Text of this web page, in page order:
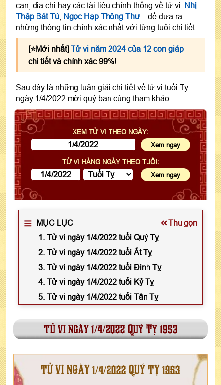
can, địa chi hay các tài liệu chính thống về tử vi: Nhị
Thập Bát Tú Ngọc Hạp Thông Thư ... để đưa ra
những thông tin chính xác nhất với từng tuổi chi tiết.
[⭐️Mới nhất] Tử vi năm 2024 của 12 con giáp
chi tiết và chính xác 99%!
Sau đây là những luận giải chi tiết về tử vi tuổi Tỵ
ngày 1/4/2022 mời quý bạn cùng tham khảo:
XEM TỬ VI THEO NGÀY:
TỬ VI HÀNG NGÀY THEO TUỔI:
MỤC LỤC
Thu gọn
1. Tử vi ngày 1/4/2022 tuổi Quý Tỵ
2. Tử vi ngày 1/4/2022 tuổi Ất Tỵ
3. Tử vi ngày 1/4/2022 tuổi Đinh Tỵ
4. Tử vi ngày 1/4/2022 tuổi Kỷ Tỵ
5. Tử vi ngày 1/4/2022 tuổi Tân Tỵ
tử vi ngày 1/4/2022 Quý Tỵ 1953
TỬ VI NGÀY 1/4/2022 QUÝ TỴ 1953